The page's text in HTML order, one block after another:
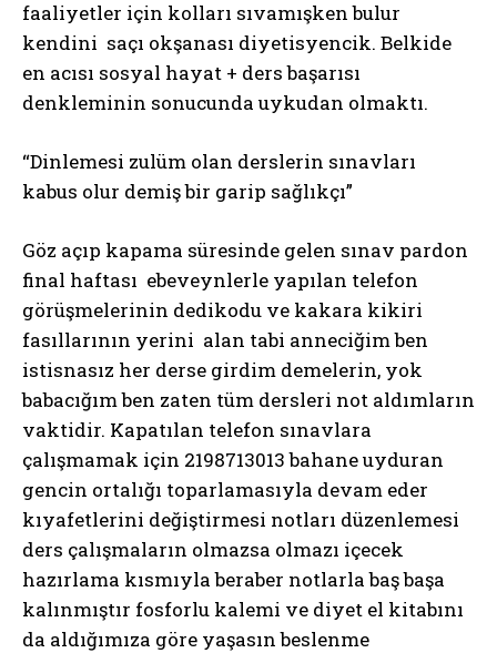
faaliyetler için kolları sıvamışken bulur
kendini saçı okşanası diyetisyencik. Belkide
en acısı sosyal hayat + ders başarısı
denkleminin sonucunda uykudan olmaktı.
“Dinlemesi zulüm olan derslerin sınavları
kabus olur demiş bir garip sağlıkçı”
Göz açıp kapama süresinde gelen sınav pardon
final haftası ebeveynlerle yapılan telefon
görüşmelerinin dedikodu ve kakara kikiri
fasıllarının yerini alan tabi anneciğim ben
istisnasız her derse girdim demelerin, yok
babacığım ben zaten tüm dersleri not aldımların
vaktidir. Kapatılan telefon sınavlara
çalışmamak için 2198713013 bahane uyduran
gencin ortalığı toparlamasıyla devam eder
kıyafetlerini değiştirmesi notları düzenlemesi
ders çalışmaların olmazsa olmazı içecek
hazırlama kısmıyla beraber notlarla baş başa
kalınmıştır fosforlu kalemi ve diyet el kitabını
da aldığımıza göre yaşasın beslenme